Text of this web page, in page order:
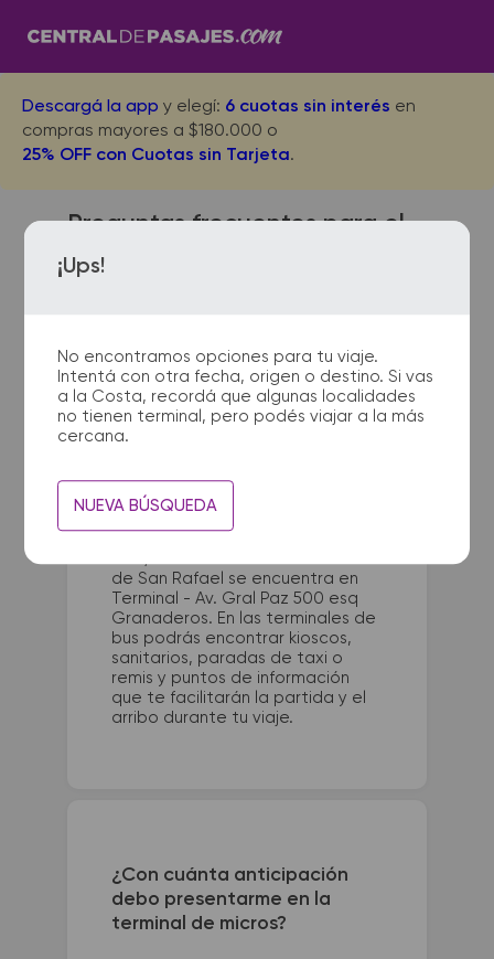
Descargá la app y elegí: 6 cuotas sin interés en
compras mayores a $180.000 o
25% OFF con Cuotas sin Tarjeta.
¡Ups!
No encontramos opciones para tu viaje.
Intentá con otra fecha, origen o destino. Si vas
a la Costa, recordá que algunas localidades
no tienen terminal, pero podés viajar a la más
cercana.
NUEVA BÚSQUEDA
Preguntas frecuentes para el
viaje desde Mar del Plata a
San Rafael
¿Dónde quedan las
terminales de micro de Mar
del Plata a San Rafael?
La terminal de ómnibus de Mar
de San Rafael se encuentra en
Terminal - Av. Gral Paz 500 esq
Granaderos. En las terminales de
bus podrás encontrar kioscos,
sanitarios, paradas de taxi o
remis y puntos de información
que te facilitarán la partida y el
arribo durante tu viaje.
¿Con cuánta anticipación
debo presentarme en la
terminal de micros?